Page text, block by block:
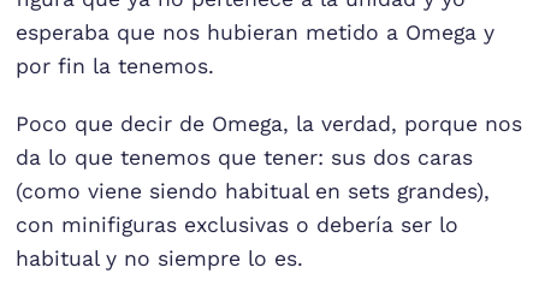
esperaba que nos hubieran metido a Omega y
por fin la tenemos.
Poco que decir de Omega, la verdad, porque nos
da lo que tenemos que tener: sus dos caras
(como viene siendo habitual en sets grandes),
con minifiguras exclusivas o debería ser lo
habitual y no siempre lo es.